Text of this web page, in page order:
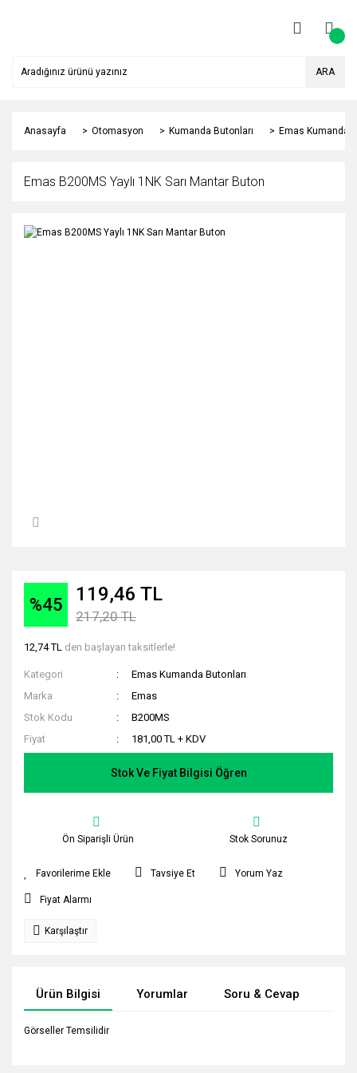
ARA
Anasayfa Otomasyon Kumanda Butonları Emas Kumanda
Emas B200MS Yaylı 1NK Sarı Mantar Buton
%45 119,46 TL
217,20 TL
12,74 TL den başlayan taksitlerle!
Kategori
Emas Kumanda Butonları
Marka
Emas
Stok Kodu
B200MS
Fiyat
181,00 TL + KDV
Stok Ve Fiyat Bilgisi Öğren
Ön Siparişli Ürün Stok Sorunuz
Tavsiye Et Yorum Yaz
Fiyat Alarmı
Karşılaştır
Ürün Bilgisi Yorumlar Soru & Cevap
Görseller Temsilidir